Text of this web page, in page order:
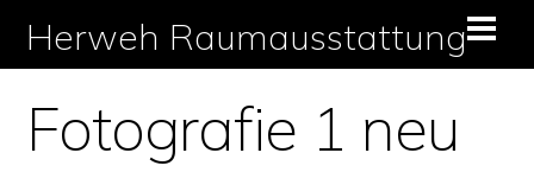
Herweh Raumausstattung
Fotografie 1 neu